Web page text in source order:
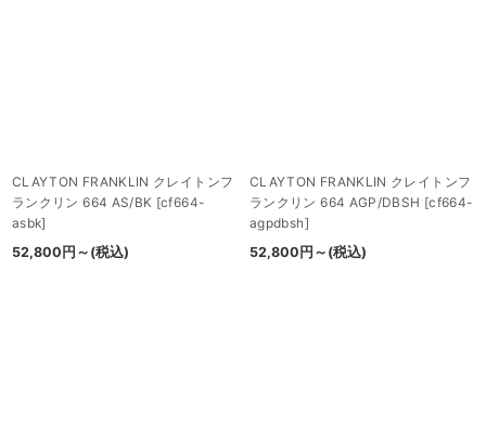
CLAYTON FRANKLIN クレイトンフ
ランクリン 664 AS/BK [cf664-
asbk]
52,800 円 ～ (税込)
CLAYTON FRANKLIN クレイトンフ
ランクリン 664 AGP/DBSH [cf664-
agpdbsh]
52,800 円 ～ (税込)